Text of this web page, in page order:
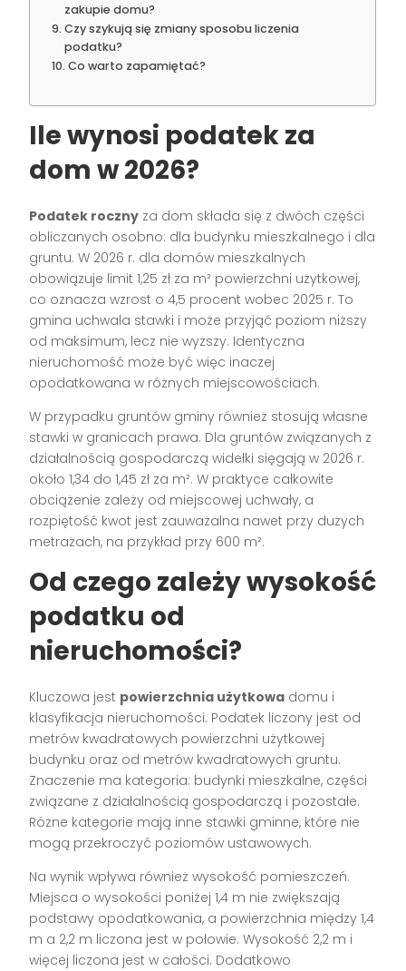
zakupie domu?
Czy szykują się zmiany sposobu liczenia
podatku?
Co warto zapamiętać?
Ile wynosi podatek za
dom w 2026?
Podatek roczny za dom składa się z dwóch części
obliczanych osobno: dla budynku mieszkalnego i dla
gruntu. W 2026 r. dla domów mieszkalnych
obowiązuje limit 1,25 zł za m² powierzchni użytkowej,
co oznacza wzrost o 4,5 procent wobec 2025 r. To
gmina uchwala stawki i może przyjąć poziom niższy
od maksimum, lecz nie wyższy. Identyczna
nieruchomość może być więc inaczej
opodatkowana w różnych miejscowościach.
W przypadku gruntów gminy również stosują własne
stawki w granicach prawa. Dla gruntów związanych z
działalnością gospodarczą widełki sięgają w 2026 r.
około 1,34 do 1,45 zł za m². W praktyce całkowite
obciążenie zależy od miejscowej uchwały, a
rozpiętość kwot jest zauważalna nawet przy dużych
metrażach, na przykład przy 600 m².
Od czego zależy wysokość
podatku od
nieruchomości?
Kluczowa jest powierzchnia użytkowa domu i
klasyfikacja nieruchomości. Podatek liczony jest od
metrów kwadratowych powierzchni użytkowej
budynku oraz od metrów kwadratowych gruntu.
Znaczenie ma kategoria: budynki mieszkalne, części
związane z działalnością gospodarczą i pozostałe.
Różne kategorie mają inne stawki gminne, które nie
mogą przekroczyć poziomów ustawowych.
Na wynik wpływa również wysokość pomieszczeń.
Miejsca o wysokości poniżej 1,4 m nie zwiększają
podstawy opodatkowania, a powierzchnia między 1,4
m a 2,2 m liczona jest w połowie. Wysokość 2,2 m i
więcej liczona jest w całości. Dodatkowo